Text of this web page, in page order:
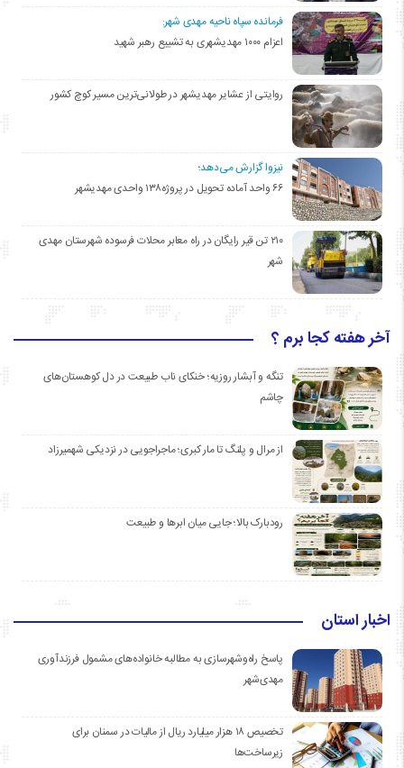
فرمانده سپاه ناحیه مهدی شهر:
اعزام ۱۰۰۰ مهدیشهری به تشییع رهبر شهید
روایتی از عشایر مهدیشهر در طولانی‌ترین مسیر کوچ کشور
نیزوا گزارش می‌دهد؛
۶۶ واحد آماده تحویل در پروژه۱۳۸ واحدی مهدیشهر
۲۱۰ تن قیر رایگان در راه معابر محلات فرسوده شهرستان مهدی
شهر
آخر هفته کجا برم ؟
تنگه و آبشار روزیه؛ خنکای ناب طبیعت در دل کوهستان‌های
چاشم
از مرال و پلنگ تا مار کبری؛ ماجراجویی در نزدیکی شهمیرزاد
رودبارک بالا؛ جایی میان ابرها و طبیعت
اخبار استان
پاسخ راه‌وشهرسازی به مطالبه خانواده‌های مشمول فرزندآوری
مهدی‌شهر
تخصیص ۱۸ هزار میلیارد ریال از مالیات در سمنان برای
زیرساخت‌ها